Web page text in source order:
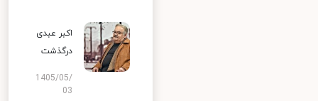
اکبر عبدی
درگذشت
1405/05/
03